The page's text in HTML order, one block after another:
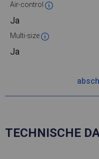
Air-control
Ja
Multi-size
Ja
TECHNISCHE